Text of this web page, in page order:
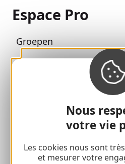
Nous
votre vie
Les cookies nous sont
et mesurer votre
Espace Pro
Groepen
Sport pauzes
100% Gaillard Club
Fotobibliotheek
Perszaal